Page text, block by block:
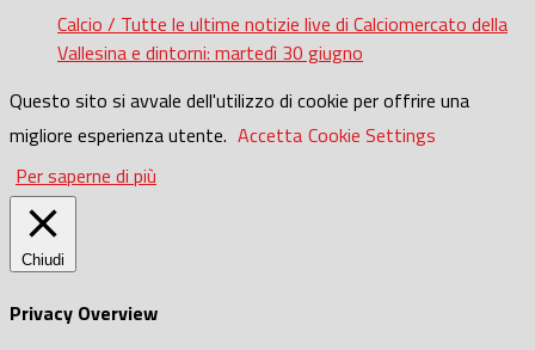
Calcio / Tutte le ultime notizie live di Calciomercato della
Vallesina e dintorni: martedì 30 giugno
Questo sito si avvale dell'utilizzo di cookie per offrire una
migliore esperienza utente. Accetta Cookie Settings
Per saperne di più
Chiudi
Privacy Overview